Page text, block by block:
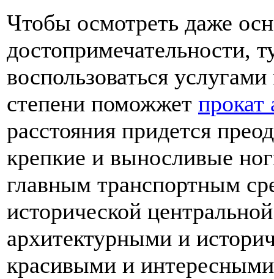
Чтобы осмотреть даже
достопримечательности,
воспользоваться
степени поможжет прокат
расстояния придется
крепкие и выносливые
главным транспортным
исторической
архитектурными и
красивыми и